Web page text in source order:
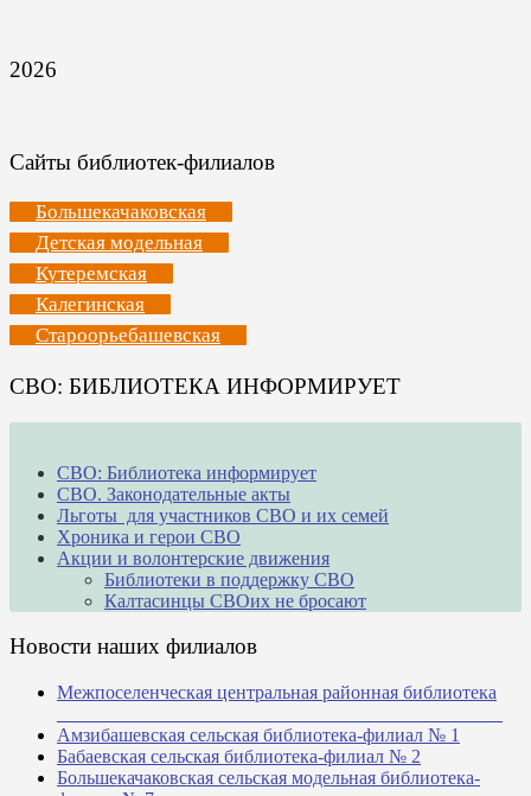
2026
Сайты библиотек-филиалов
Большекачаковская
Детская модельная
Кутеремская
Калегинская
Староорьебашевская
СВО: БИБЛИОТЕКА ИНФОРМИРУЕТ
СВО: Библиотека информирует
СВО. Законодательные акты
Льготы для участников СВО и их семей
Хроника и герои СВО
Акции и волонтерские движения
Библиотеки в поддержку СВО
Калтасинцы СВОих не бросают
Новости наших филиалов
Межпоселенческая центральная районная библиотека
Амзибашевская сельская библиотека-филиал № 1
Бабаевская сельская библиотека-филиал № 2
Большекачаковская сельская модельная библиотека-